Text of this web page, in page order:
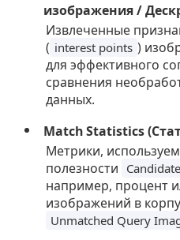
изображения /
Извлеченные
( interest points )
для эффективного
сравнения
данных.
Match Statistics
Метрики,
полезности
например, процент
изображений в
Unmatched Query